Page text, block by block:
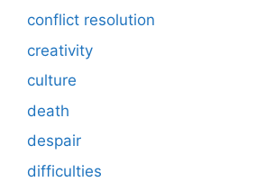
conflict resolution
creativity
culture
death
despair
difficulties